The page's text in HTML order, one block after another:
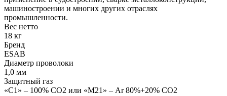
машиностроении и многих других отраслях
промышленности.
Вес нетто
18 кг
Бренд
ESAB
Диаметр проволоки
1,0 мм
Защитный газ
«С1» – 100% СО2 или «М21» – Ar 80%+20% CO2